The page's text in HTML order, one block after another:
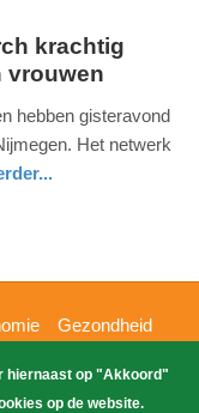
krachtig
vrouwen
hebben gisteravond
Het netwerk
Gezondheid
hiernaast op "Akkoord"
op de website.